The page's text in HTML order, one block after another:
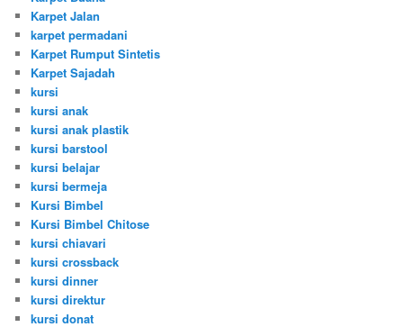
Karpet Jalan
karpet permadani
Karpet Rumput Sintetis
Karpet Sajadah
kursi
kursi anak
kursi anak plastik
kursi barstool
kursi belajar
kursi bermeja
Kursi Bimbel
Kursi Bimbel Chitose
kursi chiavari
kursi crossback
kursi dinner
kursi direktur
kursi donat